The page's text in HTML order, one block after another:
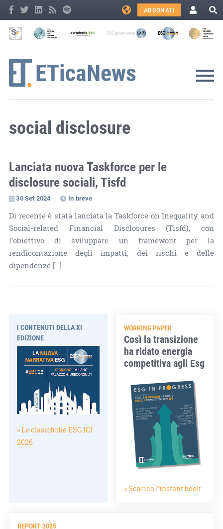
ABBONATI
social disclosure
Lanciata nuova Taskforce per le
disclosure sociali, Tisfd
30 Set 2024 In breve
Di recente è stata lanciata la Taskforce on Inequality and
Social-related Financial Disclosures (Tisfd), con
l’obiettivo di sviluppare un framework per la
rendicontazione degli impatti, dei rischi e delle
dipendenze […]
I CONTENUTI DELLA XI
EDIZIONE
» Le classifiche ESG.ICI
2026
WORKING PAPER
Così la transizione
ha ridato energia
competitiva agli Esg
» Scarica l'instant book
REPORT 2025